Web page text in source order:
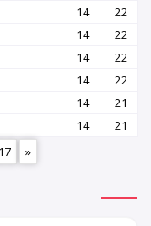
14
22
14
22
14
22
14
22
14
21
14
21
17 »